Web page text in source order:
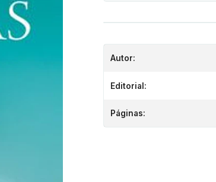
Autor:
Editorial:
Páginas: